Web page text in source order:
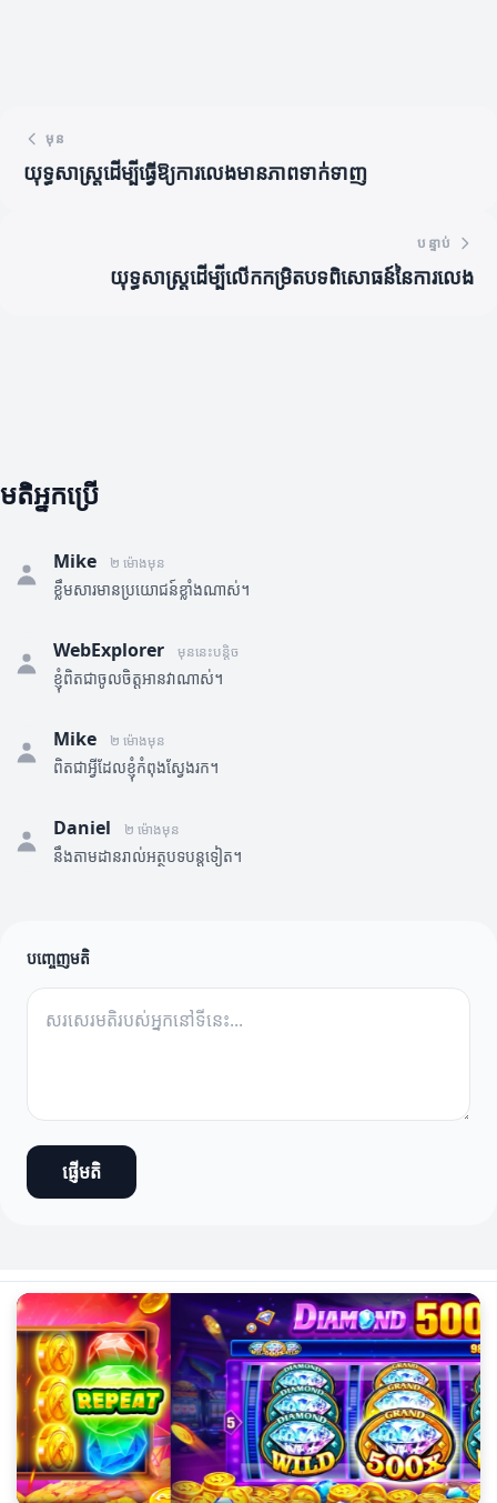
មុន
យុទ្ធសាស្ត្រដើម្បីធ្វើឱ្យការលេងមានភាពទាក់ទាញ
បន្ទាប់
យុទ្ធសាស្ត្រដើម្បីលើកកម្រិតបទពិសោធន៍នៃការលេង
មតិអ្នកប្រើ
Mike ២ ម៉ោងមុន
ខ្លឹមសារមានប្រយោជន៍ខ្លាំងណាស់។
WebExplorer មុននេះបន្តិច
ខ្ញុំពិតជាចូលចិត្តអានវាណាស់។
Mike ២ ម៉ោងមុន
ពិតជាអ្វីដែលខ្ញុំកំពុងស្វែងរក។
Daniel ២ ម៉ោងមុន
នឹងតាមដានរាល់អត្ថបទបន្តទៀត។
បញ្ចេញមតិ
ផ្ញើមតិ